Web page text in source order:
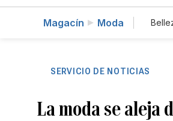
Magacín Moda
SERVICIO DE NOTICIAS
La moda se aleja